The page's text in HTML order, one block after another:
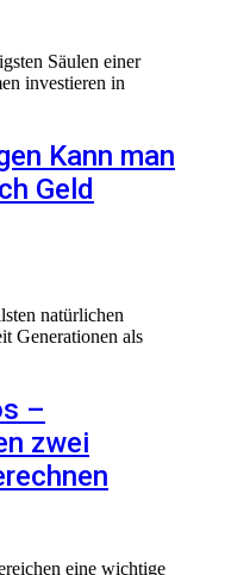
Säulen einer
investieren in
Kann man
Geld
natürlichen
Generationen als
–
zwei
eine wichtige